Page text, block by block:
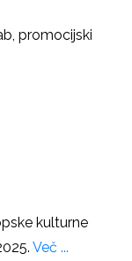
promocijski
kulturne
Več ...